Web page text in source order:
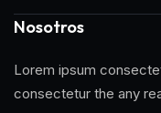
Nosotros
Lorem ipsum
consectetur the any